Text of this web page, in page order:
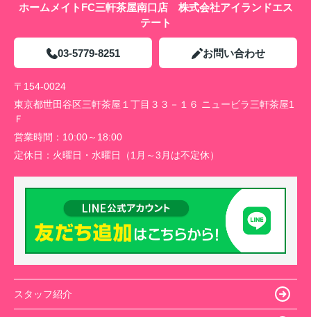
ホームメイトFC三軒茶屋南口店 株式会社アイランドエス
テート
03-5779-8251 お問い合わせ
〒154-0024
東京都世田谷区三軒茶屋１丁目３３－１６ ニュービラ三軒茶屋1
Ｆ
営業時間： 10:00～18:00
定休日： 火曜日・水曜日（1月～3月は不定休）
スタッフ紹介